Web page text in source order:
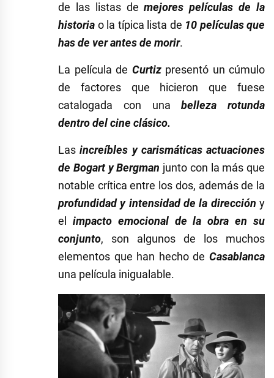
de las listas demejores películas de la
historia o la típica lista de 10 películas que
has de ver antes de morir.
La película de Curtizpresentó un cúmulo
de factores que hicieron que fuese
catalogada con unabelleza rotunda
dentro del cine clásico.
Lasincreíbles y carismáticas actuaciones
de Bogart y Bergman junto con la más que
notable crítica entre los dos, además de la
profundidad y intensidad de la dirección y
el impacto emocional de la obra en su
conjunto, son algunos de los muchos
elementos que han hecho de Casablanca
una película inigualable.